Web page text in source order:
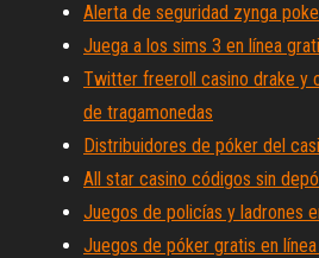
Alerta de seguridad zynga
Juega a los sims 3 en línea
Twitter freeroll casino drake y
de tragamonedas
Distribuidores de póker del
All star casino códigos sin
Juegos de policías y ladrones
Juegos de póker gratis en